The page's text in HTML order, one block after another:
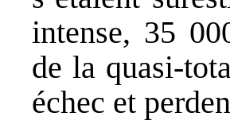
intense, 35
de la quasi-
échec et